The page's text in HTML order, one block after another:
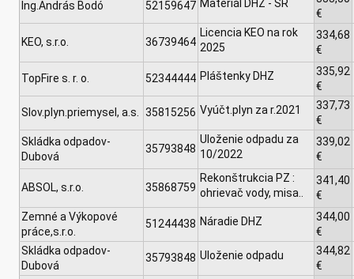
Ing.András Bodó 52159647 Materiál DHZ - ŠR
€
KEO, s.r.o. 36739464
Licencia KEO na rok
2025
334,68
€
TopFire s. r. o. 52344444 Pláštenky DHZ
335,92
€
Slov.plyn.priemysel, a.s. 35815256 Vyúčt.plyn za r.2021
337,73
€
Skládka odpadov-
Dubová
35793848
Uloženie odpadu za
10/2022
339,02
€
ABSOL, s.r.o. 35868759
Rekonštrukcia PZ :
ohrievač vody, misa..
341,40
€
Zemné a Výkopové
práce,s.r.o.
51244438 Náradie DHZ
344,00
€
Skládka odpadov-
Dubová
35793848 Uloženie odpadu
344,82
€